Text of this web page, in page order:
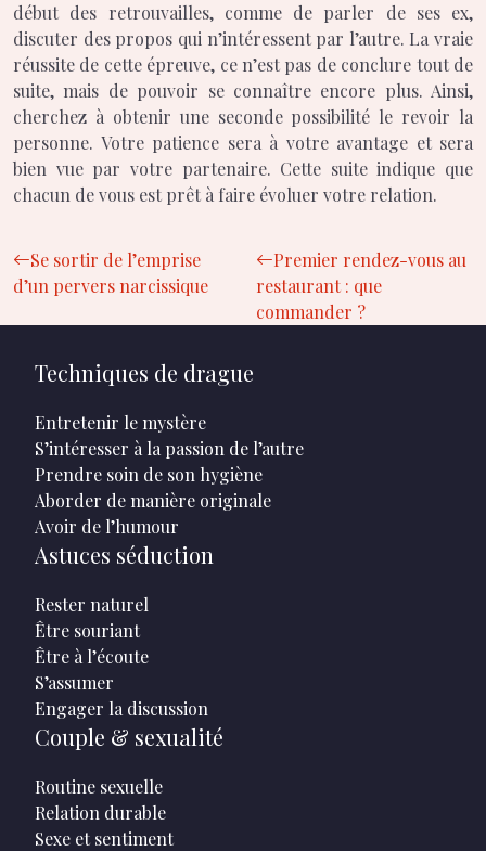
début des retrouvailles, comme de parler de ses ex,
discuter des propos qui n’intéressent par l’autre. La vraie
réussite de cette épreuve, ce n’est pas de conclure tout de
suite, mais de pouvoir se connaître encore plus. Ainsi,
cherchez à obtenir une seconde possibilité le revoir la
personne. Votre patience sera à votre avantage et sera
bien vue par votre partenaire. Cette suite indique que
chacun de vous est prêt à faire évoluer votre relation.
Se sortir de l’emprise
d’un pervers narcissique
Premier rendez-vous au
restaurant : que
commander ?
Techniques de drague
Entretenir le mystère
S’intéresser à la passion de l’autre
Prendre soin de son hygiène
Aborder de manière originale
Avoir de l’humour
Astuces séduction
Rester naturel
Être souriant
Être à l’écoute
S’assumer
Engager la discussion
Couple & sexualité
Routine sexuelle
Relation durable
Sexe et sentiment